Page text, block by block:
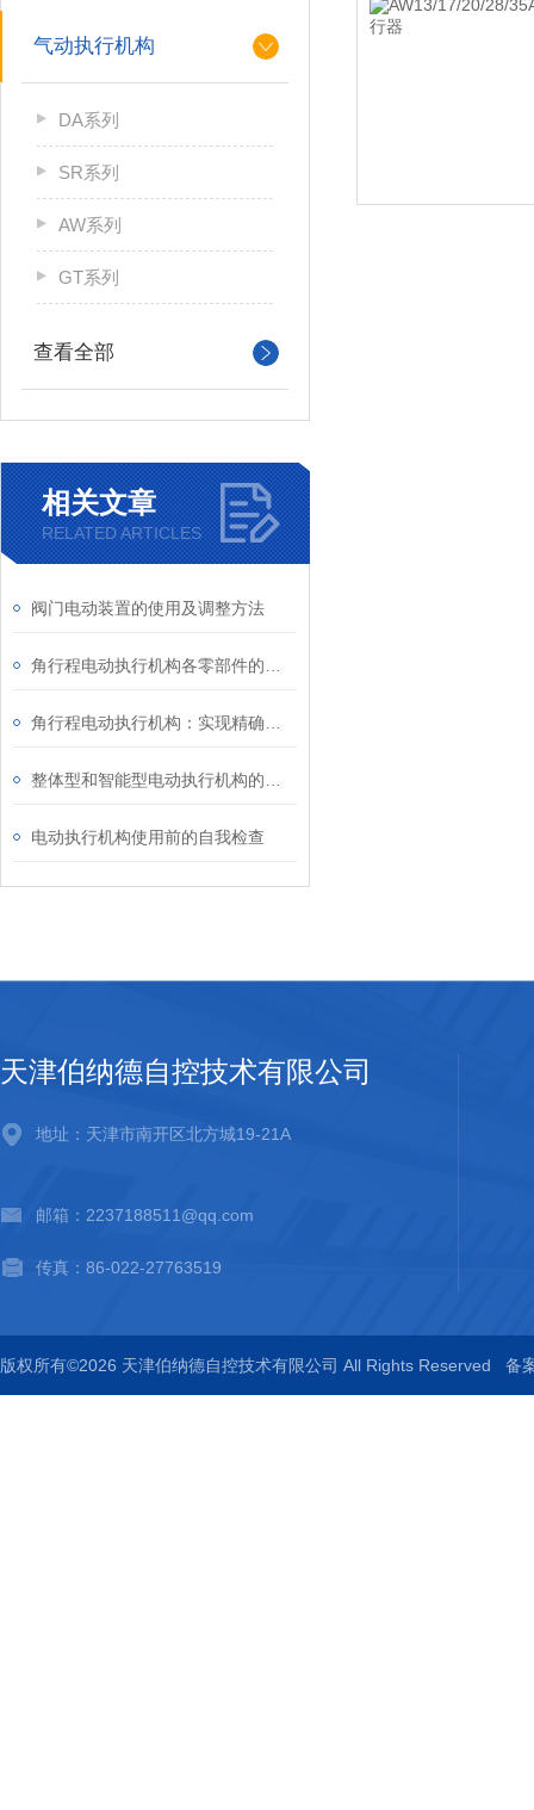
气动执行机构
DA系列
SR系列
AW系列
GT系列
查看全部
相关文章
RELATED ARTICLES
阀门电动装置的使用及调整方法
电动执行机构使用前的自我检查
天津伯纳德自控技术有限公司
地址：天津市南开区北方城19-21A
邮箱：2237188511@qq.com
传真：86-022-27763519
版权所有©2026 天津伯纳德自控技术有限公司 All Rights Reserved 备